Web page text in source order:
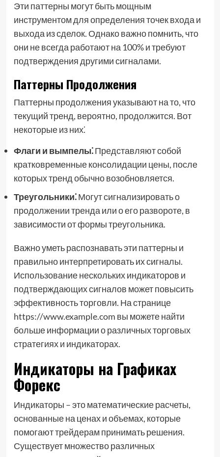
Эти паттерны могут быть мощным
инструментом для определения точек входа и
выхода из сделок. Однако важно помнить, что
они не всегда работают на 100% и требуют
подтверждения другими сигналами.
Паттерны Продолжения
Паттерны продолжения указывают на то, что
текущий тренд, вероятно, продолжится. Вот
некоторые из них⁚
Флаги и вымпелы⁚Представляют собой
кратковременные консолидации цены, после
которых тренд обычно возобновляется.
Треугольники⁚Могут сигнализировать о
продолжении тренда или о его развороте, в
зависимости от формы треугольника.
Важно уметь распознавать эти паттерны и
правильно интерпретировать их сигналы.
Использование нескольких индикаторов и
подтверждающих сигналов может повысить
эффективность торговли. На странице
https://www.example.com вы можете найти
больше информации о различных торговых
стратегиях и индикаторах.
Индикаторы на Графиках
Форекс
Индикаторы – это математические расчеты,
основанные на ценах и объемах, которые
помогают трейдерам принимать решения.
Существует множество различных